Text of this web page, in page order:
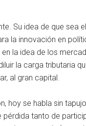
Su idea de que sea
la innovación en
la idea de los
la carga tributaria
al gran capital.
hoy se habla sin
tanto de